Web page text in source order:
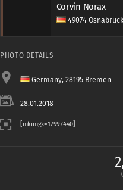
Corvin Norax
49074 Osnabrück
PHOTO DETAILS
Germany, 28195 Bremen
28.01.2018